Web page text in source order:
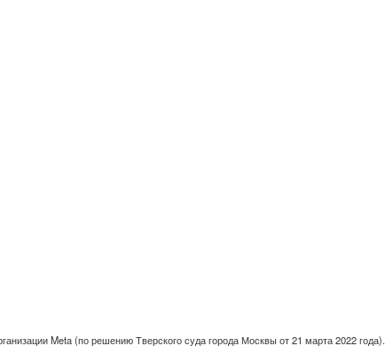
Meta (по решению Тверского суда города Москвы от 21 марта 2022 года).